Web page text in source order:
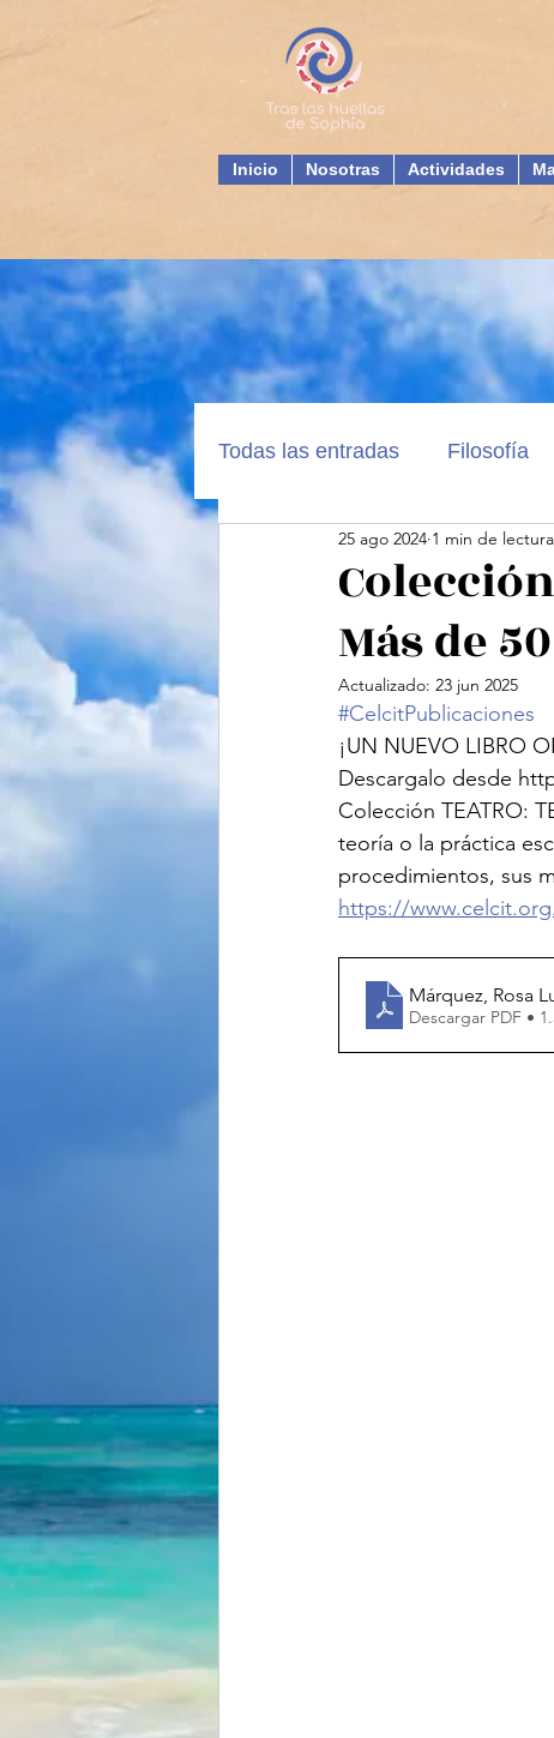
Inicio Nosotras Actividades
Todas las entradas Filosofía
Feminismo
Ciencias Sociales Videos
Colección
Más de
25 ago 2024 1 min de lectura
Actualizado: 23 jun 2025
#CelcitPublicaciones
¡UN NUEVO LIBRO
Descargalo desde
Colección TEATRO:
teoría o la práctica
procedimientos, sus
https://
Descargar PDF •